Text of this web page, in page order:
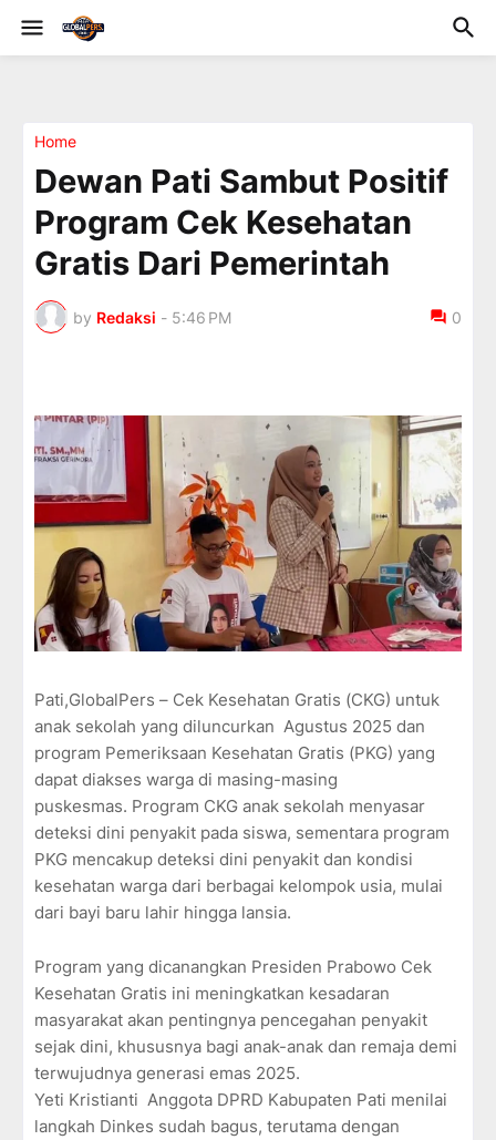
Home
Dewan Pati Sambut Positif
Program Cek Kesehatan
Gratis Dari Pemerintah
by Redaksi - 5:46 PM 0
Pati,GlobalPers – Cek Kesehatan Gratis (CKG) untuk
anak sekolah yang diluncurkan Agustus 2025 dan
program Pemeriksaan Kesehatan Gratis (PKG) yang
dapat diakses warga di masing-masing
puskesmas. Program CKG anak sekolah menyasar
deteksi dini penyakit pada siswa, sementara program
PKG mencakup deteksi dini penyakit dan kondisi
kesehatan warga dari berbagai kelompok usia, mulai
dari bayi baru lahir hingga lansia.
Program yang dicanangkan Presiden Prabowo Cek
Kesehatan Gratis ini meningkatkan kesadaran
masyarakat akan pentingnya pencegahan penyakit
sejak dini, khususnya bagi anak-anak dan remaja demi
terwujudnya generasi emas 2025.
Yeti Kristianti Anggota DPRD Kabupaten Pati menilai
langkah Dinkes sudah bagus, terutama dengan